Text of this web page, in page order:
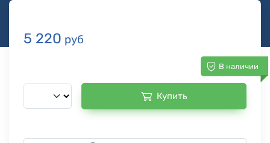
5 220 руб
В наличии
Купить